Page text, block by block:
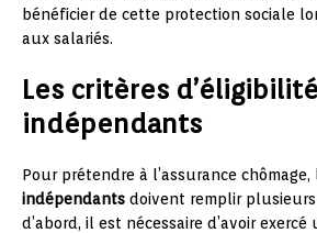
bénéficier de cette protection sociale
aux salariés.
Les critères
indépendants
Pour prétendre à l’assurance chômage,
indépendants doivent remplir
d’abord, il est nécessaire d’avoir